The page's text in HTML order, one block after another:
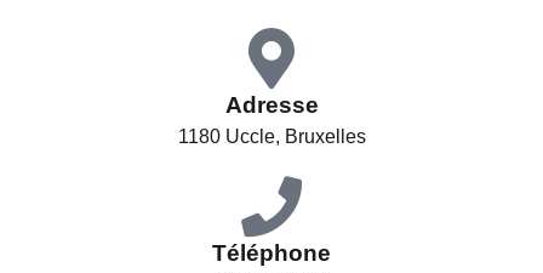
Adresse
1180 Uccle, Bruxelles
Téléphone